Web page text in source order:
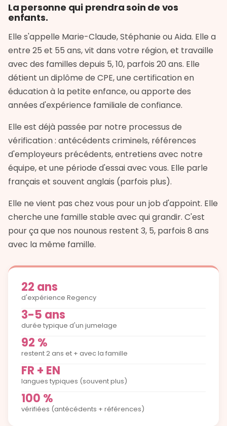
La personne qui prendra soin de vos
enfants.
Elle s'appelle Marie-Claude, Stéphanie ou Aida. Elle a
entre 25 et 55 ans, vit dans votre région, et travaille
avec des familles depuis 5, 10, parfois 20 ans. Elle
détient un diplôme de CPE, une certification en
éducation à la petite enfance, ou apporte des
années d'expérience familiale de confiance.
Elle est déjà passée par notre processus de
vérification : antécédents criminels, références
d'employeurs précédents, entretiens avec notre
équipe, et une période d'essai avec vous. Elle parle
français et souvent anglais (parfois plus).
Elle ne vient pas chez vous pour un job d'appoint. Elle
cherche une famille stable avec qui grandir. C'est
pour ça que nos nounous restent 3, 5, parfois 8 ans
avec la même famille.
22 ans
d'expérience Regency
3-5 ans
durée typique d'un jumelage
92 %
restent 2 ans et + avec la famille
FR + EN
langues typiques (souvent plus)
100 %
vérifiées (antécédents + références)